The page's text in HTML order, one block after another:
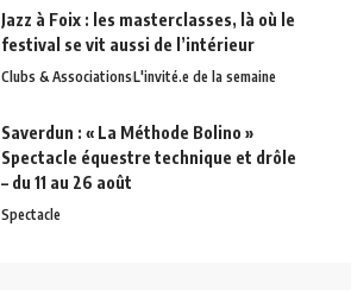
Jazz à Foix : les masterclasses, là où le
festival se vit aussi de l’intérieur
Clubs & AssociationsL'invité.e de la semaine
Saverdun : « La Méthode Bolino »
Spectacle équestre technique et drôle
– du 11 au 26 août
Spectacle